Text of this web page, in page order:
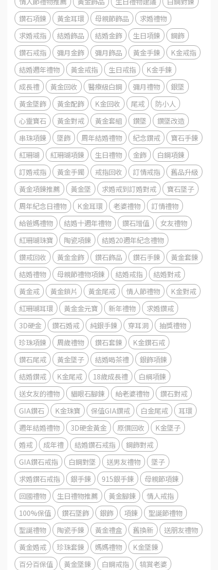
鑽石項鍊
黃金耳環 母親節飾品
求婚禮物
求婚戒指
結婚飾品 結婚金飾 生日項鍊
鋼飾
鑽石戒指
彌月金飾 彌月飾品 黃金手鍊
K金戒指
結婚週年禮物
黃金戒指 生日戒指
K金手鍊
成長禮
黃金回收 醫療級白鋼 彌月禮物
銀墜
黃金墜飾
黃金配飾 K金回收 尾戒
防小人
心靈寶石
黃金對戒 黃金套組 鑽墜
鑽墜改造
串珠項鍊
墜飾 周年結婚禮物 紀念鑽戒
寶石手鍊
紅珊瑚
紅珊瑚項鍊 生日禮物 金飾
白鋼項鍊
訂婚戒指
黃金手鐲 戒指回收 訂情戒指
舊品升級
黃金項鍊推薦
黃金墜 求婚戒到訂婚對戒
寶石墜子
周年紀念日禮物
K金耳環 老婆禮物
訂情禮物
給爸媽禮物
結婚十週年禮物 鑽石增值
女友禮物
紅珊瑚珠寶
陶瓷項鍊
結婚20週年紀念禮物
鑽戒回收
黃金金飾 鑽石飾品 鑽石手鍊
黃金套鍊
結婚禮物
母親節禮物項鍊 結婚戒指
結婚對戒
黃金戒
黃金鎖片 黃金尾戒 情人節禮物
K金對戒
紅珊瑚耳環
黃金金元寶 新年禮物
求婚鑽戒
3D硬金
鑽石婚戒 純銀手鍊 穿耳洞
抽獎禮物
珍珠項鍊
周歲禮物 鑽石套鍊
K金鑽石戒
鑽石尾戒
黃金墜子 結婚喝茶禮
銀飾項鍊
結婚鑽戒
K金尾戒 18歲成長禮
白綱項鍊
送女友的禮物
貓眼石腳鍊 給老婆禮物
鑽石對戒
GIA鑽石
K金珠寶 保值GIA鑽戒 白金尾戒
耳環
週年結婚禮物
3D硬金黃金 原價回收
K金墜子
婚戒
成年禮 結婚鑽石戒指
鋼飾對戒
GIA鑽石戒指
白鋼對墜 送男友禮物
墜子
求婚鑽石戒指
銀手鍊 915銀手鍊
母親節項鍊
回國禮物
生日禮物推薦 黃金腳鍊
情人戒指
100%保值
鑽石墜飾 銀飾 項鍊
聖誕節禮物
聖誕禮物
陶瓷手鍊 黃金禮盒 舊換新
送朋友禮物
黃金婚戒
珍珠套鍊 媽媽禮物
K金墜鍊
百分百保值
黃金墜鍊 白鋼戒指
犒賞老婆